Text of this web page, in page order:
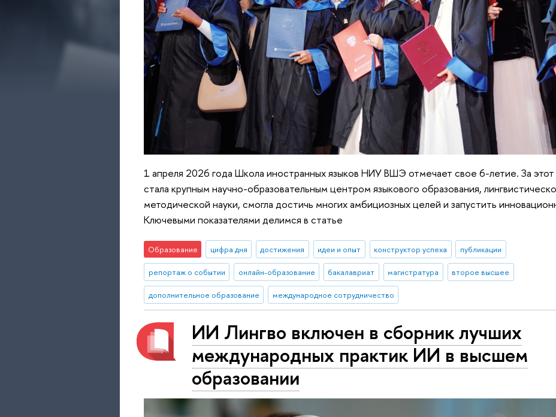
1 апреля 2026 года Школа иностранных языков НИУ ВШЭ отмечает свое 6-летие. За
стала крупным научно-образовательным центром языкового образования,
методической науки, смогла достичь многих амбициозных целей и запустить
Ключевыми показателями делимся в статье
Образование цифра дня достижения идеи и опыт конструктор успеха публикации
репортаж о событии онлайн-образование бакалавриат магистратура второе высшее
дополнительное образование международное сотрудничество
ИИ Лингво включен в сборник лучших
международных практик ИИ в высшем
образовании